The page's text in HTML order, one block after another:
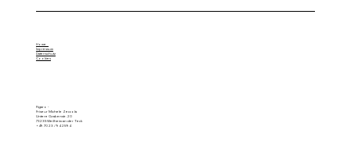
Figaro -
Friseur Michele Zeccola
Untere Grabenstr. 20
73235 Weilheim an der Teck
+49 70 23 / 94 25 94
Home
Impressum
Datenschutz
Cookies